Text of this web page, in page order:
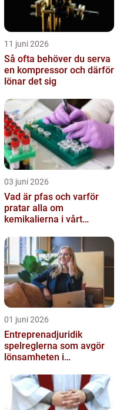
11 juni 2026
Så ofta behöver du serva
en kompressor och därför
lönar det sig
03 juni 2026
Vad är pfas och varför
pratar alla om
kemikalierna i vårt
01 juni 2026
Entreprenadjuridik
spelreglerna som avgör
lönsamheten i